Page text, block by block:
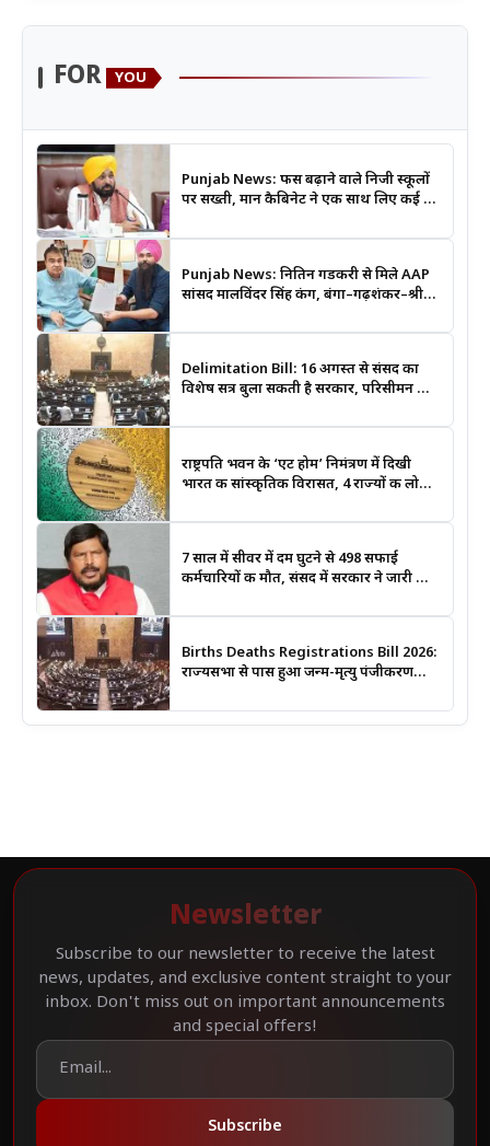
FOR YOU
Punjab News: फीस बढ़ाने वाले निजी स्कूलों
पर सख्ती, मान कैबिनेट ने एक साथ लिए कई बड़े
Punjab News: नितिन गडकरी से मिले AAP
सांसद मालविंदर सिंह कंग, बंगा–गढ़शंकर–श्री
बनाने की उठाई मांग
Delimitation Bill: 16 अगस्त से संसद का
विशेष सत्र बुला सकती है सरकार, परिसीमन और
राष्ट्रपति भवन के ‘एट होम’ निमंत्रण में दिखी
भारत की सांस्कृतिक विरासत, 4 राज्यों की लोक
7 साल में सीवर में दम घुटने से 498 सफाई
कर्मचारियों की मौत, संसद में सरकार ने जारी किए
Births Deaths Registrations Bill 2026:
राज्यसभा से पास हुआ जन्म-मृत्यु पंजीकरण
लगेगा कोर्ट का आदेश
Newsletter
Subscribe to our newsletter to receive the latest
news, updates, and exclusive content straight to your
inbox. Don't miss out on important announcements
and special offers!
Subscribe